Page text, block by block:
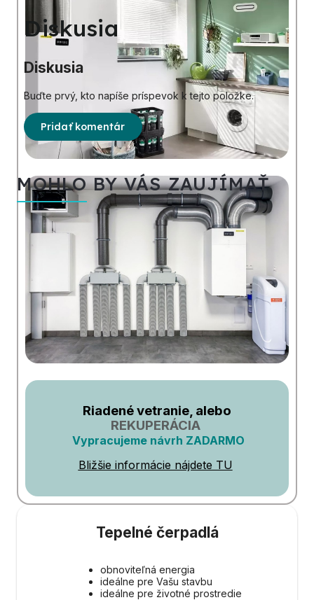
Diskusia
Diskusia
Buďte prvý, kto napíše príspevok k tejto položke.
Pridať komentár
MOHLO BY VÁS ZAUJÍMAŤ
Riadené vetranie, alebo
REKUPERÁCIA
Vypracujeme návrh ZADARMO
Bližšie informácie nájdete TU
Tepelné čerpadlá
obnoviteľná energia
ideálne pre Vašu stavbu
ideálne pre životné prostredie